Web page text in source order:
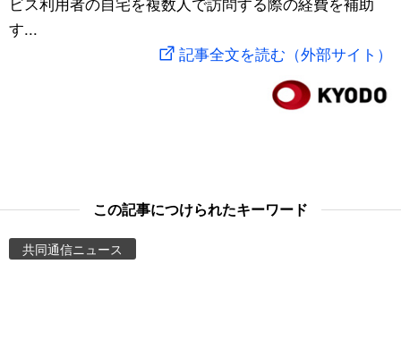
People
す...
記事全文を読む（外部サイト）
この記事につけられたキーワード
共同通信ニュース